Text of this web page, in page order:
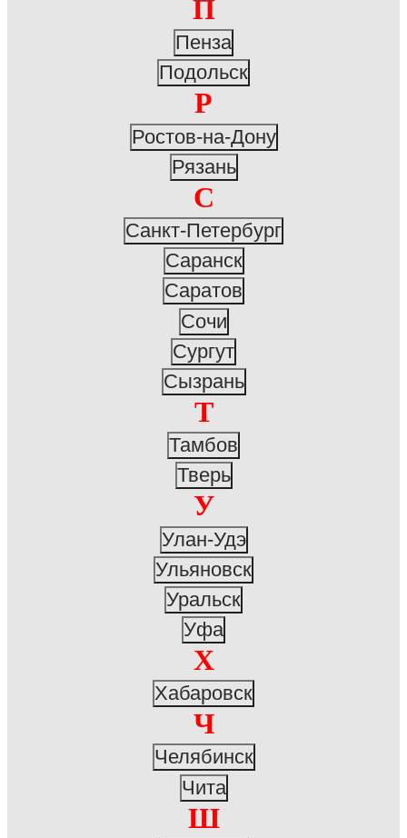
П
Пенза
Подольск
Р
Ростов-на-Дону
Рязань
С
Санкт-Петербург
Саранск
Саратов
Сочи
Сургут
Сызрань
Т
Тамбов
Тверь
У
Улан-Удэ
Ульяновск
Уральск
Уфа
Х
Хабаровск
Ч
Челябинск
Чита
Ш